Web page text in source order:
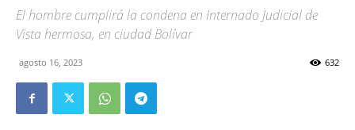
El hombre cumplirá la condena en Internado Judicial de
Vista hermosa, en ciudad Bolívar
agosto 16, 2023 632